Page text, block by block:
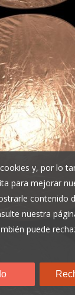
y, por lo
para mejorar
contenido
nuestra
puede